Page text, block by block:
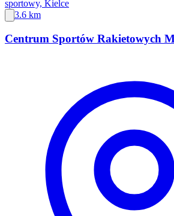
3.6 km
Centrum Sportów Rakietowych